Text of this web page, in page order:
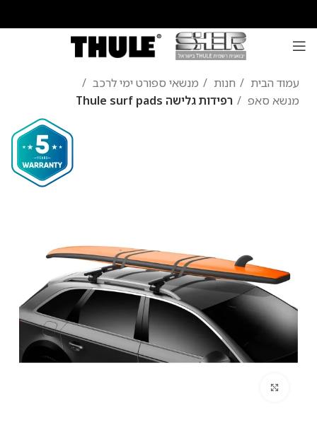
עמוד הבית חנות
מנשאי ספורט ימי לרכב
מנשא סאפ
רפידות גלישה Thule surf pads